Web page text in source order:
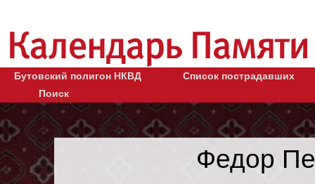
Бутовский полигон НКВД
Список пострадавших
Поиск
Федор